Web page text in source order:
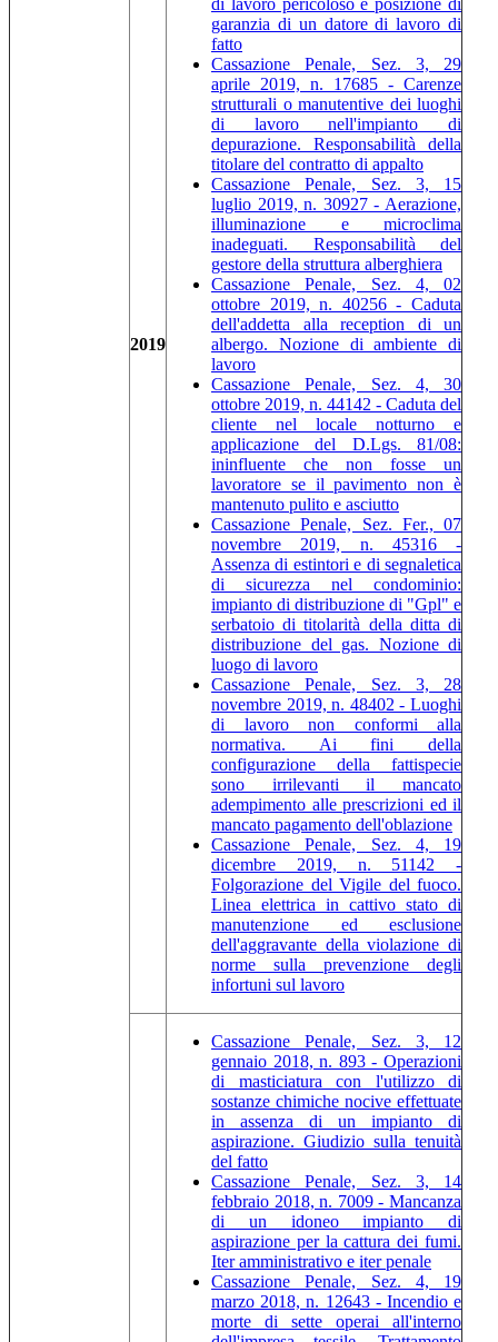
2019
garanzia di un datore di lavoro di
fatto
Cassazione Penale, Sez. 3, 29
aprile 2019, n. 17685 - Carenze
strutturali o manutentive dei luoghi
di lavoro nell'impianto di
depurazione. Responsabilità della
titolare del contratto di appalto
Cassazione Penale, Sez. 3, 15
luglio 2019, n. 30927 - Aerazione,
illuminazione e microclima
inadeguati. Responsabilità del
gestore della struttura alberghiera
Cassazione Penale, Sez. 4, 02
ottobre 2019, n. 40256 - Caduta
dell'addetta alla reception di un
albergo. Nozione di ambiente di
lavoro
Cassazione Penale, Sez. 4, 30
ottobre 2019, n. 44142 - Caduta del
cliente nel locale notturno e
applicazione del D.Lgs. 81/08:
ininfluente che non fosse un
lavoratore se il pavimento non è
mantenuto pulito e asciutto
Cassazione Penale, Sez. Fer., 07
novembre 2019, n. 45316 -
Assenza di estintori e di segnaletica
di sicurezza nel condominio:
impianto di distribuzione di "Gpl" e
serbatoio di titolarità della ditta di
distribuzione del gas. Nozione di
luogo di lavoro
Cassazione Penale, Sez. 3, 28
novembre 2019, n. 48402 - Luoghi
di lavoro non conformi alla
normativa. Ai fini della
configurazione della fattispecie
sono irrilevanti il mancato
adempimento alle prescrizioni ed il
mancato pagamento dell'oblazione
Cassazione Penale, Sez. 4, 19
dicembre 2019, n. 51142 -
Folgorazione del Vigile del fuoco.
Linea elettrica in cattivo stato di
manutenzione ed esclusione
dell'aggravante della violazione di
norme sulla prevenzione degli
infortuni sul lavoro
Cassazione Penale, Sez. 3, 12
gennaio 2018, n. 893 - Operazioni
di masticiatura con l'utilizzo di
sostanze chimiche nocive effettuate
in assenza di un impianto di
aspirazione. Giudizio sulla tenuità
del fatto
Cassazione Penale, Sez. 3, 14
febbraio 2018, n. 7009 - Mancanza
di un idoneo impianto di
aspirazione per la cattura dei fumi.
Iter amministrativo e iter penale
Cassazione Penale, Sez. 4, 19
marzo 2018, n. 12643 - Incendio e
morte di sette operai all'interno